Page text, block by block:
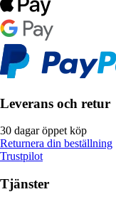
Leverans och retur
30 dagar öppet köp
Returnera din beställning
Trustpilot
Tjänster